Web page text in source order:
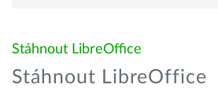
Stáhnout LibreOffice
Stáhnout LibreOffice